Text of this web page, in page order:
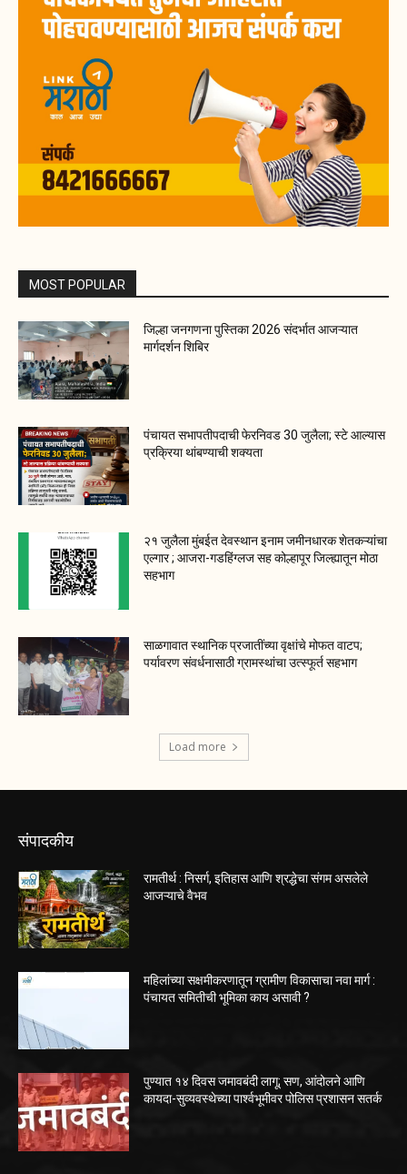
MOST POPULAR
जिल्हा जनगणना पुस्तिका 2026 संदर्भात आजऱ्यात
मार्गदर्शन शिबिर
पंचायत सभापतीपदाची फेरनिवड 30 जुलैला; स्टे आल्यास
प्रक्रिया थांबण्याची शक्यता
२१ जुलैला मुंबईत देवस्थान इनाम जमीनधारक शेतकऱ्यांचा
एल्गार ; आजरा-गडहिंग्लज सह कोल्हापूर जिल्ह्यातून मोठा
सहभाग
साळगावात स्थानिक प्रजातींच्या वृक्षांचे मोफत वाटप;
पर्यावरण संवर्धनासाठी ग्रामस्थांचा उत्स्फूर्त सहभाग
Load more
संपादकीय
रामतीर्थ : निसर्ग, इतिहास आणि श्रद्धेचा संगम असलेले
आजऱ्याचे वैभव
महिलांच्या सक्षमीकरणातून ग्रामीण विकासाचा नवा मार्ग :
पंचायत समितीची भूमिका काय असावी ?
पुण्यात १४ दिवस जमावबंदी लागू; सण, आंदोलने आणि
कायदा-सुव्यवस्थेच्या पार्श्वभूमीवर पोलिस प्रशासन सतर्क